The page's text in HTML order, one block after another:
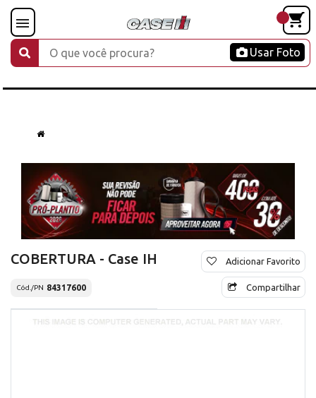
Usar Foto
COBERTURA - Case IH
Cód./PN 84317600
Adicionar Favorito
Compartilhar